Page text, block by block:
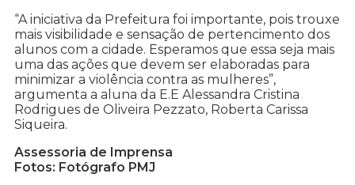
“A iniciativa da Prefeitura foi importante, pois trouxe
mais visibilidade e sensação de pertencimento dos
alunos com a cidade. Esperamos que essa seja mais
uma das ações que devem ser elaboradas para
minimizar a violência contra as mulheres”,
argumenta a aluna da E.E Alessandra Cristina
Rodrigues de Oliveira Pezzato, Roberta Carissa
Siqueira.
Assessoria de Imprensa
Fotos: Fotógrafo PMJ